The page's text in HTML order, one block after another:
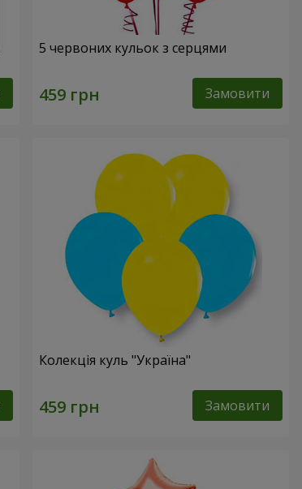
5 червоних кульок з серцями
Замовити
Колекція куль "Україна"
Замовити